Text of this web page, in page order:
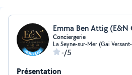
Emma Ben Attig
Conciergerie
La Seyne-sur-Mer (Gai
-/5
Présentation